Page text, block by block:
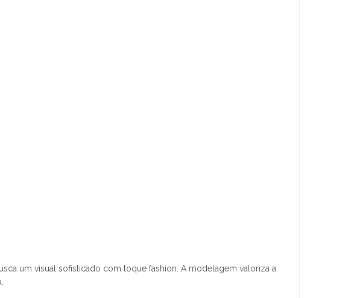
um visual sofisticado com toque fashion. A modelagem valoriza a